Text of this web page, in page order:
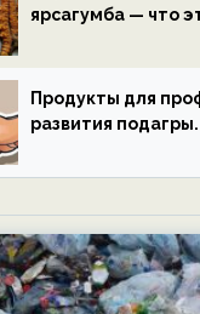
ярсагумба — что
Продукты для
развития подагры.